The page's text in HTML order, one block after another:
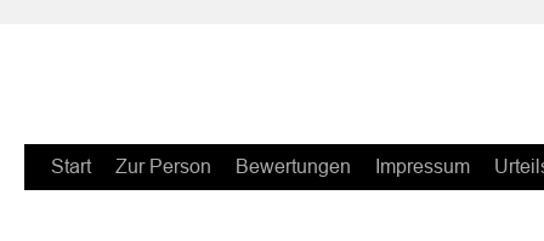
Zum
Start Zur Person Bewertungen Impressum